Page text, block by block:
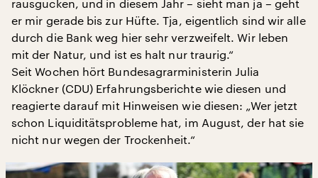
rausgucken, und in diesem Jahr – sieht man ja – geht
er mir gerade bis zur Hüfte. Tja, eigentlich sind wir alle
durch die Bank weg hier sehr verzweifelt. Wir leben
mit der Natur, und ist es halt nur traurig.“
Seit Wochen hört Bundesagrarministerin Julia
Klöckner (CDU) Erfahrungsberichte wie diesen und
reagierte darauf mit Hinweisen wie diesen: „Wer jetzt
schon Liquiditätsprobleme hat, im August, der hat sie
nicht nur wegen der Trockenheit.“